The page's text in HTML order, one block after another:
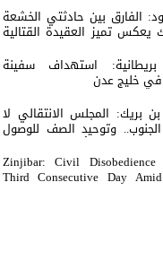
الفارق بين حادثتي الخشعة
يعكس تميز العقيدة القتالية
استهداف سفينة
في خليج عدن
بريك: المجلس الانتقالي لا
وتوحيد الصف للوصول
الدولة أولوية تفرضها
Zinjibar: Civil Disobedience
Third Consecutive Day